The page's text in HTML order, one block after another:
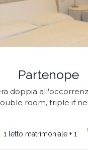
Partenope
doppia
room, triple if
1 letto matrimoniale + 1